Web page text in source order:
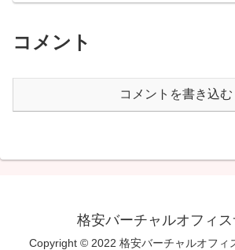
コメント
コメントを書き込む
格安バーチャルオフィ
Copyright © 2022 格安バーチャルオフィ